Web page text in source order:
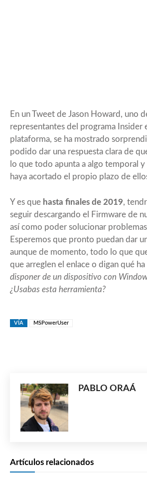
En unTweet de Jason Howard, uno
representantes del programa Insider
plataforma, se ha mostrado
podido dar una respuesta clara de
lo que todo apunta a algo temporal
haya acortado el propio plazo de
Y es que hasta finales de 2019,
seguir descargando el Firmware de
así como poder solucionar
Esperemos que pronto puedan dar
aunque de momento, todo lo que
que arreglen el enlace o digan qué ha
disponer de un dispositivo con
¿Usabas esta herramienta?
VÍA MSPowerUser
PABLO ORAÁ
Artículos relacionados